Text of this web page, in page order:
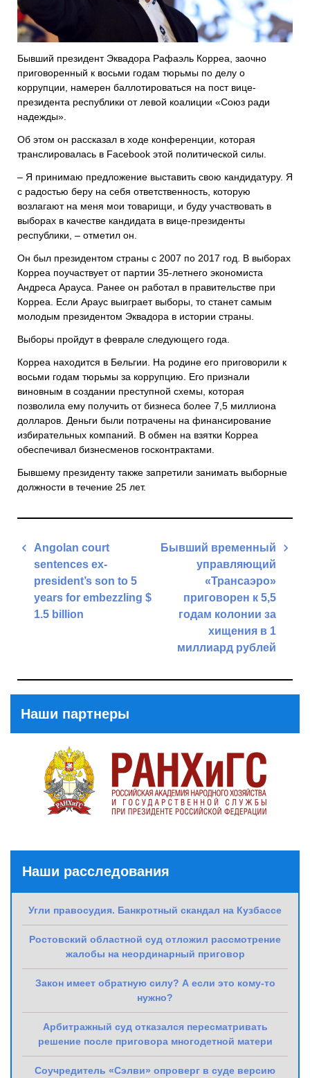
Бывший президент Эквадора Рафаэль Корреа, заочно
приговоренный к восьми годам тюрьмы по делу о
коррупции, намерен баллотироваться на пост вице-
президента республики от левой коалиции «Союз ради
надежды».
Об этом он рассказал в ходе конференции, которая
транслировалась в Facebook этой политической силы.
– Я принимаю предложение выставить свою кандидатуру. Я
с радостью беру на себя ответственность, которую
возлагают на меня мои товарищи, и буду участвовать в
выборах в качестве кандидата в вице-президенты
республики, – отметил он.
Он был президентом страны с 2007 по 2017 год. В выборах
Корреа поучаствует от партии 35-летнего экономиста
Андреса Арауса. Ранее он работал в правительстве при
Корреа. Если Араус выиграет выборы, то станет самым
молодым президентом Эквадора в истории страны.
Выборы пройдут в феврале следующего года.
Корреа находится в Бельгии. На родине его приговорили к
восьми годам тюрьмы за коррупцию. Его признали
виновным в создании преступной схемы, которая
позволила ему получить от бизнеса более 7,5 миллиона
долларов. Деньги были потрачены на финансирование
избирательных компаний. В обмен на взятки Корреа
обеспечивал бизнесменов госконтрактами.
Бывшему президенту также запретили занимать выборные
должности в течение 25 лет.
Навигация
записям
Angolan court
sentences ex-
president’s son to 5
years for embezzling $
1.5 billion
Бывший временный
управляющий
«Трансаэро»
приговорен к 5,5
годам колонии за
хищения в 1
миллиард рублей
Наши партнеры
Наши расследования
Угли правосудия. Банкротный скандал на Кузбассе
Ростовский областной суд отложил рассмотрение
жалобы на неординарный приговор
Закон имеет обратную силу? А если это кому-то
нужно?
Арбитражный суд отказался пересматривать
решение после приговора многодетной матери
Соучредитель «Сэлви» опроверг в суде версию